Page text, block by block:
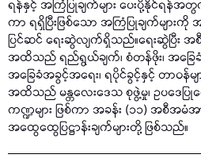
ရန်နှင့် အကြံပြုချက်များ ပေးပို့နိုင်ရန်အ
ကာ ရရှိပြီးဖြစ်သော အကြံပြုချက်များကို
ပြင်ဆင် ရေးဆွဲလျက်ရှိသည်။ရေးဆွဲပြီး အ
အထိသည် ရည်ရွယ်ချက်၊ စံတန်ဖိုး၊ အခြေခံ
အခြေခံအခွင့်အရေး၊ ရပိုင်ခွင့်နှင့် တာဝန်မ
အထိသည် မန္တလေးဒေသ စုဖွဲ့မှု၊ ဥပဒေပြုရေ
ကဏ္ဍများ ဖြစ်ကာ အခန်း (၁၁) အစီအမံအာ
အထွေထွေပြဋ္ဌာန်းချက်များတို့ ဖြစ်သည်။